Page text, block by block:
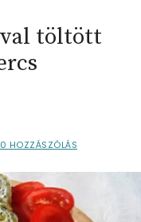
töltött
0 HOZZÁSZÓLÁS